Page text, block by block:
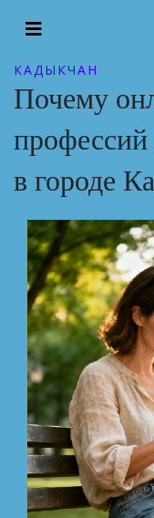
КАДЫКЧАН
Почему
профессий
в городе